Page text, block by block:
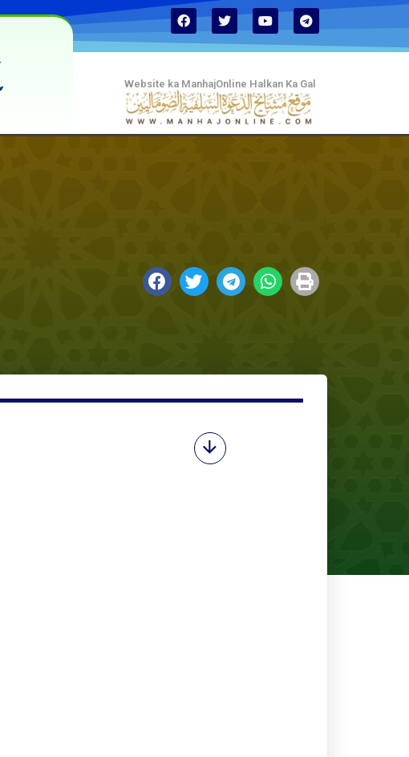
Website ka ManhajOnline Halkan Ka Gal